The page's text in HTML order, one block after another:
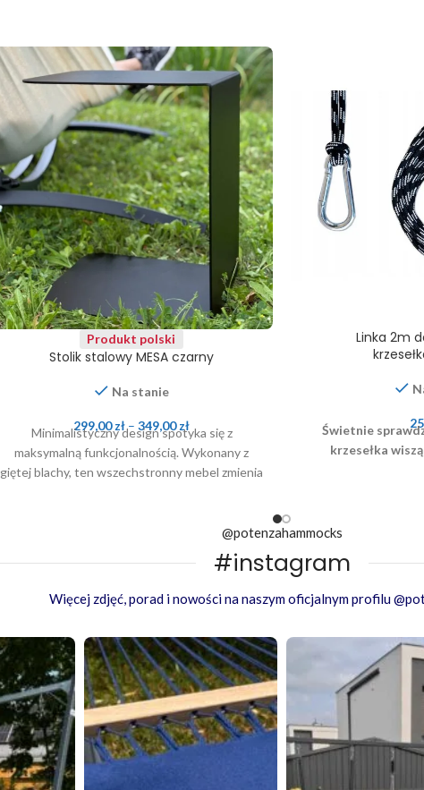
Produkt polski
Stolik stalowy MESA czarny
Na stanie
299,00zł – 349,00zł
Minimalistyczny design spotyka się z
maksymalną funkcjonalnością. Wykonany z
giętej blachy, ten wszechstronny mebel zmienia
Czas realizacji 3 dni robocze!
Linka 2m
Świetnie
krzesełka
@potenzahammocks
#instagram
Więcej zdjęć, porad i nowości na naszym oficjalnym profilu